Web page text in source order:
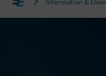
Information &